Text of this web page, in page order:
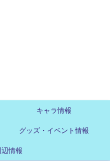
キャラ情報
グッズ・イベント情報
情報